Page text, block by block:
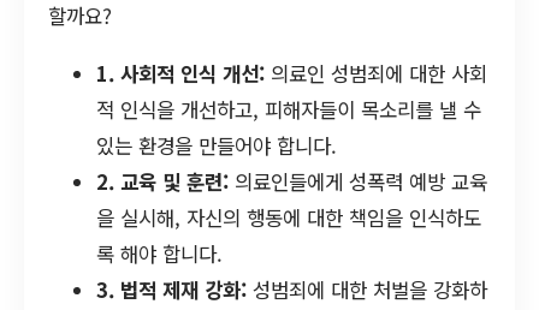
할까요?
1. 사회적 인식 개선: 의료인 성범죄에 대한 사회
적 인식을 개선하고, 피해자들이 목소리를 낼 수
있는 환경을 만들어야 합니다.
2. 교육 및 훈련: 의료인들에게 성폭력 예방 교육
을 실시해, 자신의 행동에 대한 책임을 인식하도
록 해야 합니다.
3. 법적 제재 강화: 성범죄에 대한 처벌을 강화하